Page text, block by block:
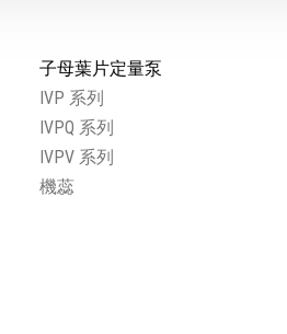
子母葉片定量泵
IVP 系列
IVPQ 系列
IVPV 系列
機蕊